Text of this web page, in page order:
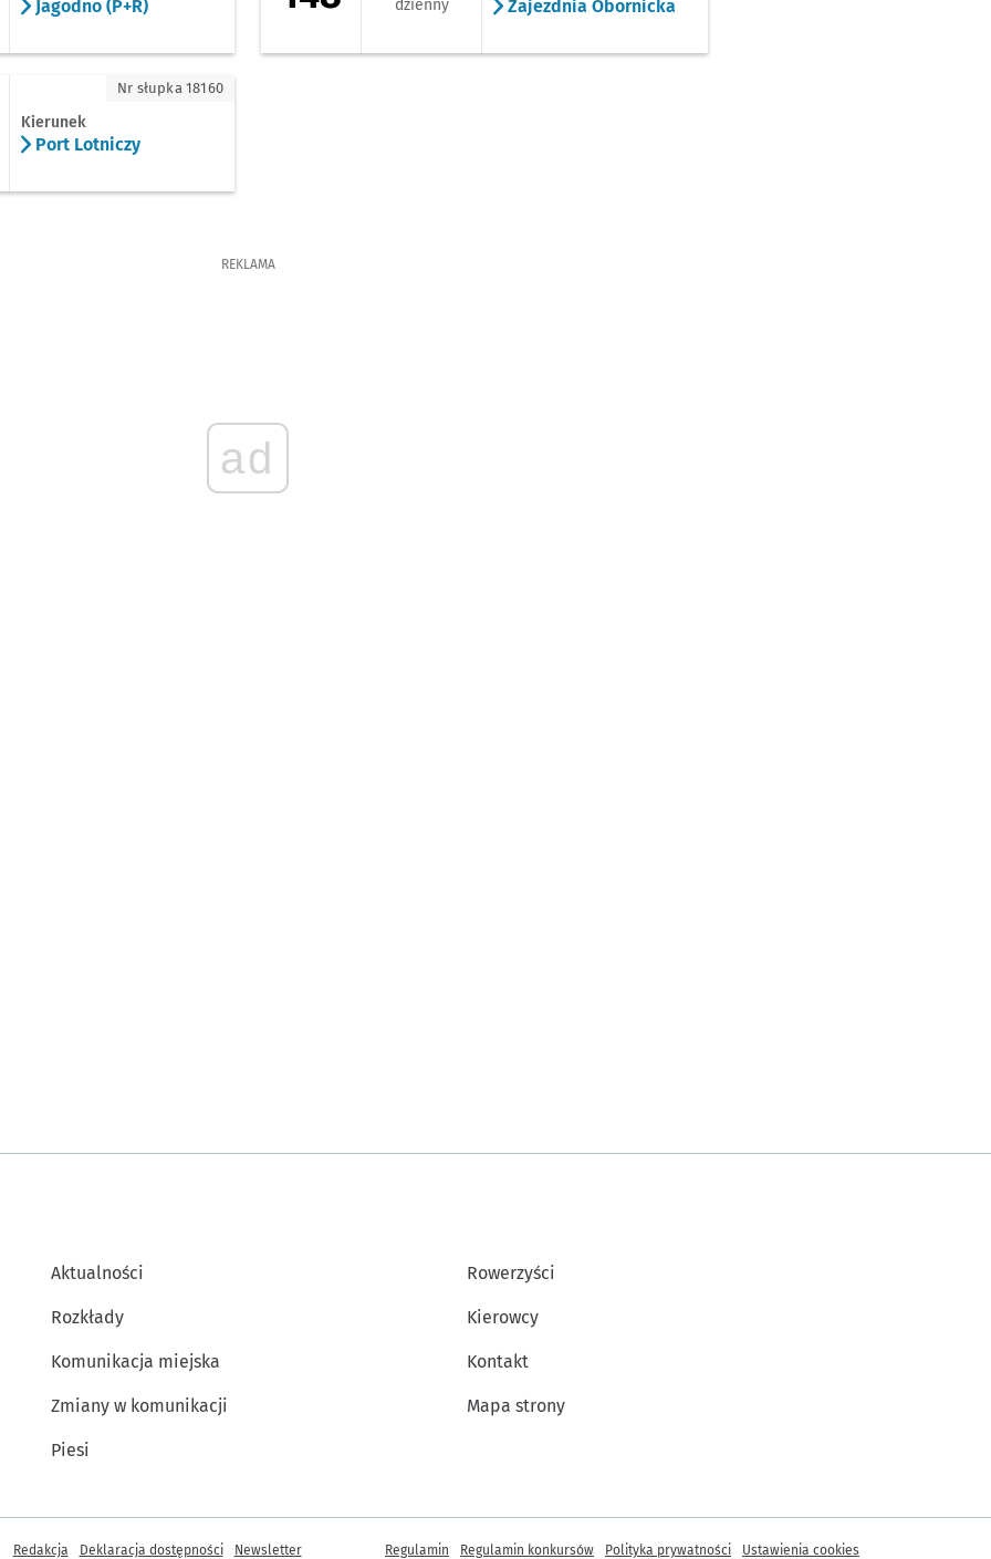
Jagodno (P+R)
dzienny
Zajezdnia Obornicka
Lotniczy
Kierunek
Port Lotniczy
Nr słupka 18160
REKLAMA
ad
Aktualności
Rozkłady
Komunikacja miejska
Zmiany w komunikacji
Piesi
Rowerzyści
Kierowcy
Kontakt
Mapa strony
Inne informacje
Redakcja Deklaracja dostępności Newsletter Regulamin Regulamin konkursów Polityka prywatności Ustawienia cookies